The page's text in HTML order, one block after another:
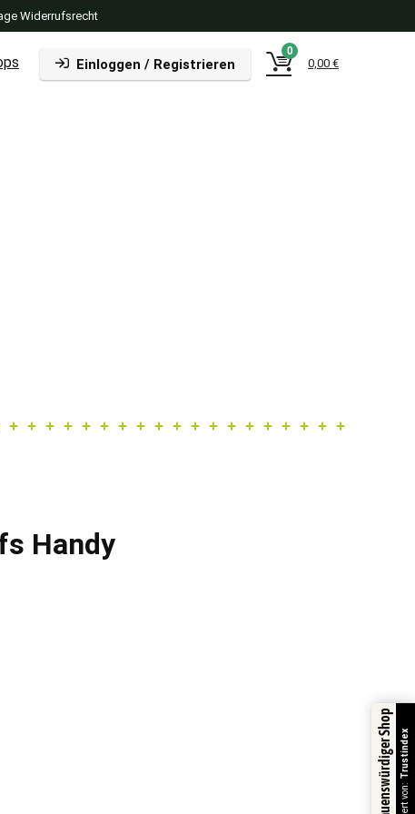
Widerrufsrecht
Einloggen / Registrieren
0
0,00 €
Handy
Vertrauenswürdiger ShopTrustindex